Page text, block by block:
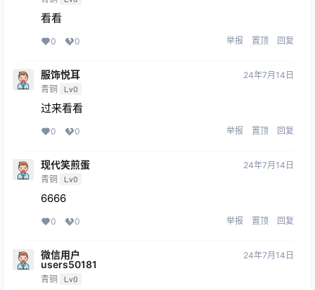
看看
0 0 举报 置顶 回复
服饰悦耳
青铜 Lv0
24年7月14日
过来看看
0 0 举报 置顶 回复
现代笑煎蛋
青铜 Lv0
24年7月14日
6666
0 0 举报 置顶 回复
微信用户
users50181
青铜 Lv0
24年7月14日